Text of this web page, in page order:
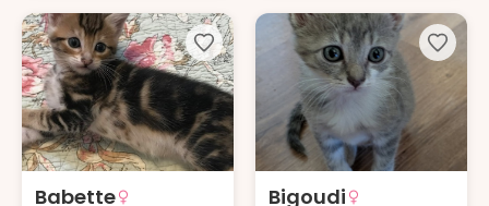
Babette Bigoudi